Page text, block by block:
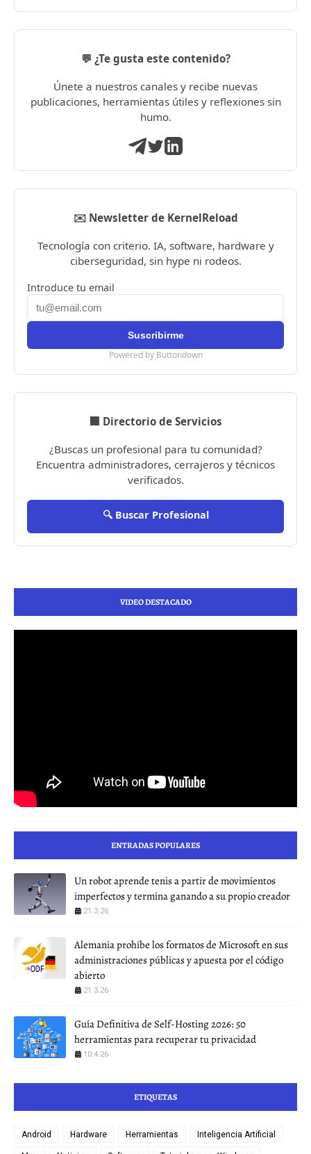
💬 ¿Te gusta este contenido?
Únete a nuestros canales y recibe nuevas
publicaciones, herramientas útiles y reflexiones sin
humo.
✉️ Newsletter de KernelReload
Tecnología con criterio. IA, software, hardware y
ciberseguridad, sin hype ni rodeos.
Introduce tu email
Powered by Buttondown
🏢 Directorio de Servicios
¿Buscas un profesional para tu comunidad?
Encuentra administradores, cerrajeros y técnicos
verificados.
🔍 Buscar Profesional
VIDEO DESTACADO
ENTRADAS POPULARES
Un robot aprende tenis a partir de movimientos
imperfectos y termina ganando a su propio creador
21.3.26
Alemania prohíbe los formatos de Microsoft en sus
administraciones públicas y apuesta por el código
abierto
21.3.26
Guía Definitiva de Self-Hosting 2026: 50
herramientas para recuperar tu privacidad
10.4.26
ETIQUETAS
Android Hardware Herramientas Inteligencia Artificial